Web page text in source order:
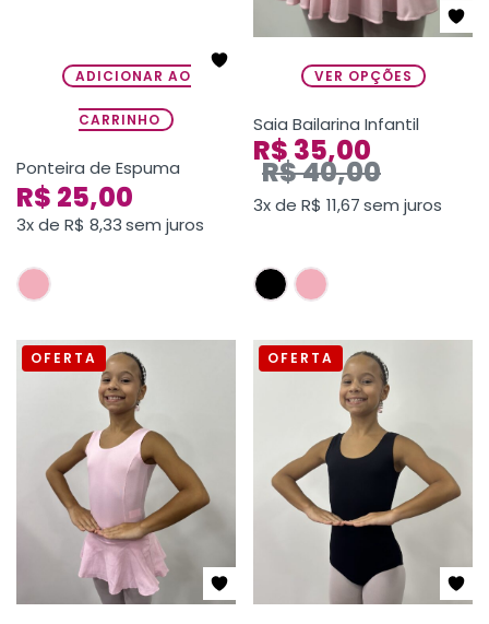
ADICIONAR AO
CARRINHO
Ponteira de Espuma
R$ 25,00
3x de R$ 8,33sem juros
VER OPÇÕES
Saia Bailarina Infantil
R$35,00
R$40,00
3x de R$ 11,67sem juros
OFERTA OFERTA